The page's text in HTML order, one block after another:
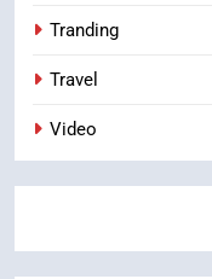
Tranding
Travel
Video